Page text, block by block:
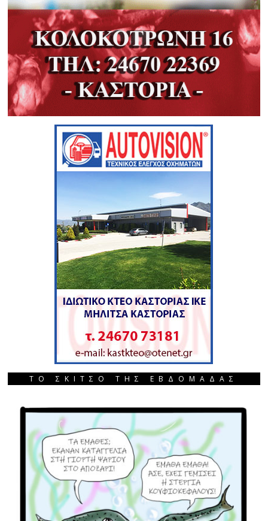
ΤΟ ΣΚΙΤΣΟ ΤΗΣ ΕΒΔΟΜΑΔΑΣ